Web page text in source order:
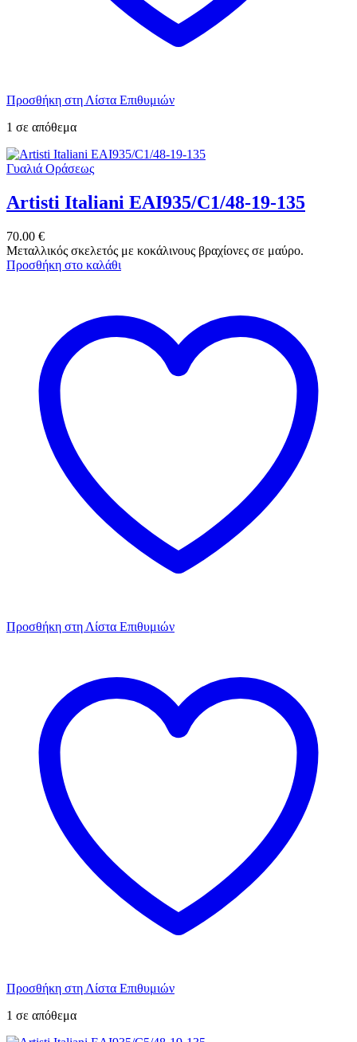
Προσθήκη στη Λίστα Επιθυμιών
1 σε απόθεμα
Γυαλιά Οράσεως
Artisti Italiani EAI935/C1/48-19-135
70.00 €
Μεταλλικός σκελετός με κοκάλινους βραχίονες σε μαύρο.
Προσθήκη στο καλάθι
Προσθήκη στη Λίστα Επιθυμιών
Προσθήκη στη Λίστα Επιθυμιών
1 σε απόθεμα